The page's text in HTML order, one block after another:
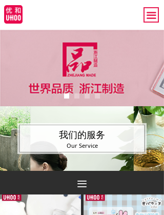
끀
我们的服务
Our Service
끀